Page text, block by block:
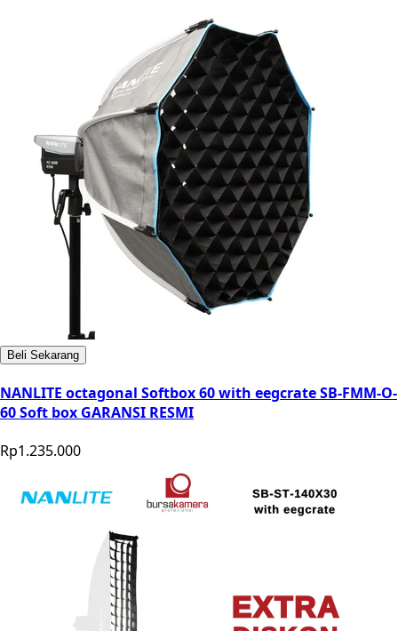
Beli Sekarang
NANLITE octagonal Softbox 60 with eegcrate SB-FMM-O-
60 Soft box GARANSI RESMI
Rp1.235.000